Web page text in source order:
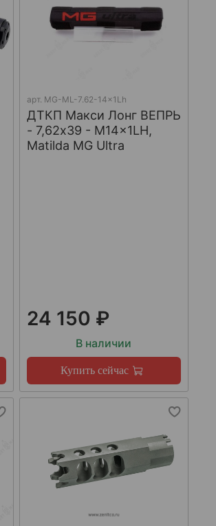
арт. MG-ML-7.62-14x1Lh
ДТКП Макси Лонг ВЕПРЬ
- 7,62x39 - M14x1LH,
Matilda MG Ultra
24 150 ₽
В наличии
Купить сейчас